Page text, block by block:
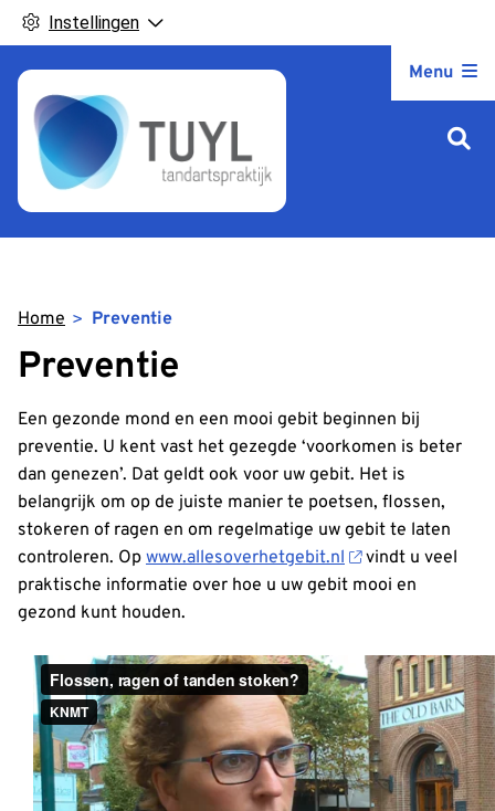
Instellingen
Menu
Home Preventie
Preventie
Een gezonde mond en een mooi gebit beginnen bij
preventie. U kent vast het gezegde ‘voorkomen is beter
dan genezen’. Dat geldt ook voor uw gebit. Het is
belangrijk om op de juiste manier te poetsen, flossen,
stokeren of ragen en om regelmatige uw gebit te laten
controleren. Op www.allesoverhetgebit.nl
vindt u veel
praktische informatie over hoe u uw gebit mooi en
gezond kunt houden.